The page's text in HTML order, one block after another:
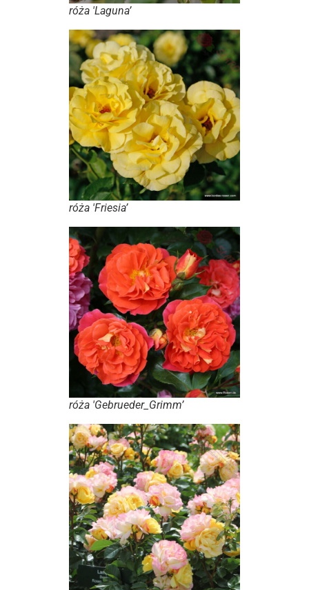
róża 'Laguna’
róża 'Friesia’
róża 'Gebrueder_Grimm’